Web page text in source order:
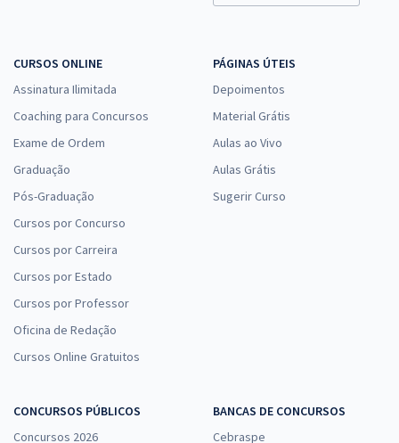
CURSOS ONLINE
Assinatura Ilimitada
Coaching para Concursos
Exame de Ordem
Graduação
Pós-Graduação
Cursos por Concurso
Cursos por Carreira
Cursos por Estado
Cursos por Professor
Oficina de Redação
Cursos Online Gratuitos
PÁGINAS ÚTEIS
Depoimentos
Material Grátis
Aulas ao Vivo
Aulas Grátis
Sugerir Curso
CONCURSOS PÚBLICOS
Concursos 2026
BANCAS DE CONCURSOS
Cebraspe